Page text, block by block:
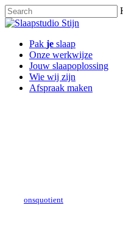
Skip
to
content
Close
Menu
Pak je slaap
Onze werkwijze
Jouw slaapoplossing
Wie wij zijn
Afspraak maken
onsquotient